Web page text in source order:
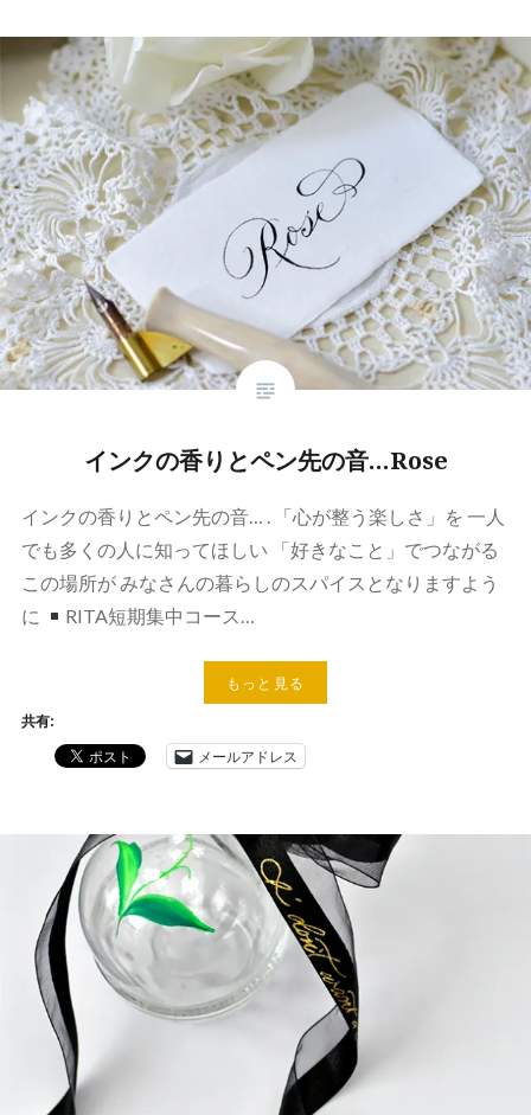
インクの香りとペン先の音…Rose
インクの香りとペン先の音… . 「心が整う楽しさ」を 一人
でも多くの人に知ってほしい 「好きなこと」でつながる
この場所が みなさんの暮らしのスパイスとなりますよう
に
RITA短期集中コース…
もっと見る
共有:
メールアドレス